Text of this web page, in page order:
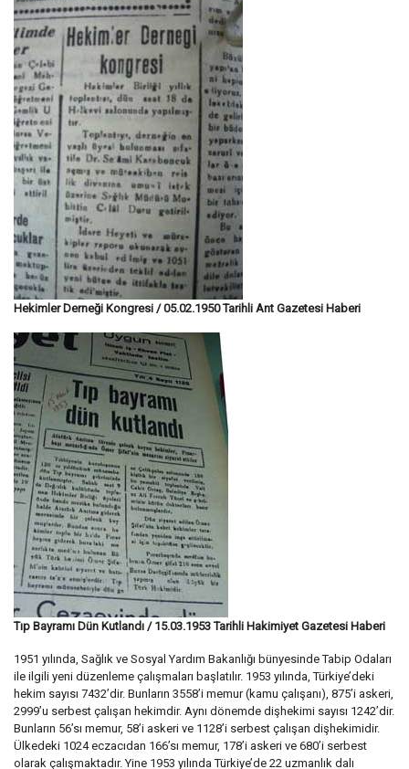
Hekimler Derneği Kongresi / 05.02.1950 Tarihli Ant Gazetesi Haberi
Tıp Bayramı Dün Kutlandı / 15.03.1953 Tarihli Hakimiyet Gazetesi Haberi
1951 yılında, Sağlık ve Sosyal Yardım Bakanlığı bünyesinde Tabip Odaları
ile ilgili yeni düzenleme çalışmaları başlatılır. 1953 yılında, Türkiye’deki
hekim sayısı 7432’dir. Bunların 3558’i memur (kamu çalışanı), 875’i askeri,
2999’u serbest çalışan hekimdir. Aynı dönemde dişhekimi sayısı 1242’dir.
Bunların 56’sı memur, 58’i askeri ve 1128’i serbest çalışan dişhekimidir.
Ülkedeki 1024 eczacıdan 166’sı memur, 178’i askeri ve 680’i serbest
olarak çalışmaktadır. Yine 1953 yılında Türkiye’de 22 uzmanlık dalı